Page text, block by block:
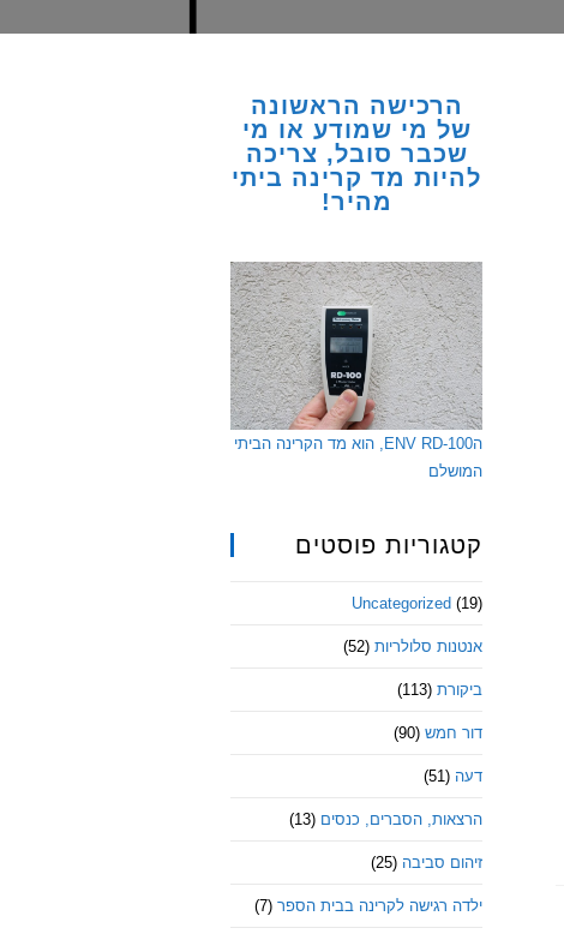
הרכישה הראשונה
של מי שמודע או מי
שכבר סובל, צריכה
להיות מד קרינה ביתי
מהיר!
הENV RD-100, הוא מד הקרינה הביתי
המושלם
קטגוריות פוסטים
Uncategorized (19)
אנטנות סלולריות (52)
ביקורת (113)
דור חמש (90)
דעה (51)
הרצאות, הסברים, כנסים (13)
זיהום סביבה (25)
ילדה רגישה לקרינה בבית הספר (7)